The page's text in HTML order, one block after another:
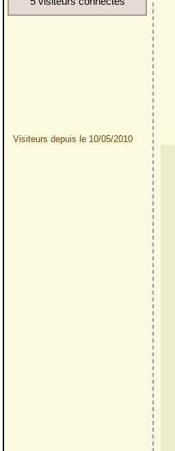
Visiteurs depuis le 10/05/2010